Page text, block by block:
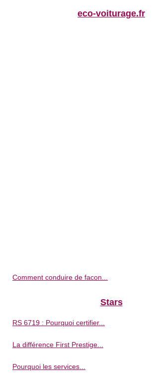
eco-voiturage.fr
Comment conduire de facon...
Stars
RS 6719 : Pourquoi certifier...
La différence First Prestige...
Pourquoi les services...